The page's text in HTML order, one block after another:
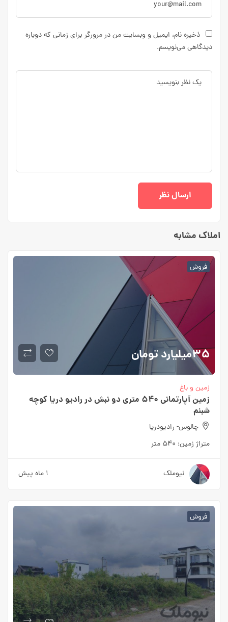
ذخیره نام، ایمیل و وبسایت من در مرورگر برای زمانی که دوباره
دیدگاهی می‌نویسم.
املاک مشابه
فروش
۳۵میلیارد تومان
زمین و باغ
زمین آپارتمانی ۵۴۰ متری دو نبش در رادیو دریا کوچه
شبنم
چالوس- رادیودریا
متراژ زمین: ۵۴۰ متر
نیوملک ۱ ماه پیش
فروش